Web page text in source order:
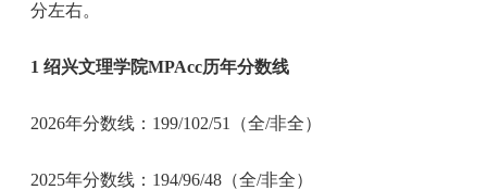
分左右。
1 绍兴文理学院MPAcc历年分数线
2026年分数线：199/102/51（全/非全）
2025年分数线：194/96/48（全/非全）